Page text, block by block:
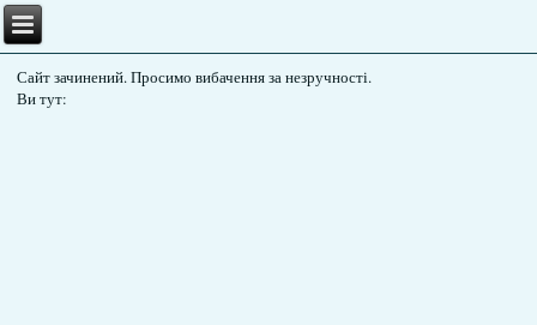
Сайт зачинений. Просимо вибачення за незручності.
Ви тут: